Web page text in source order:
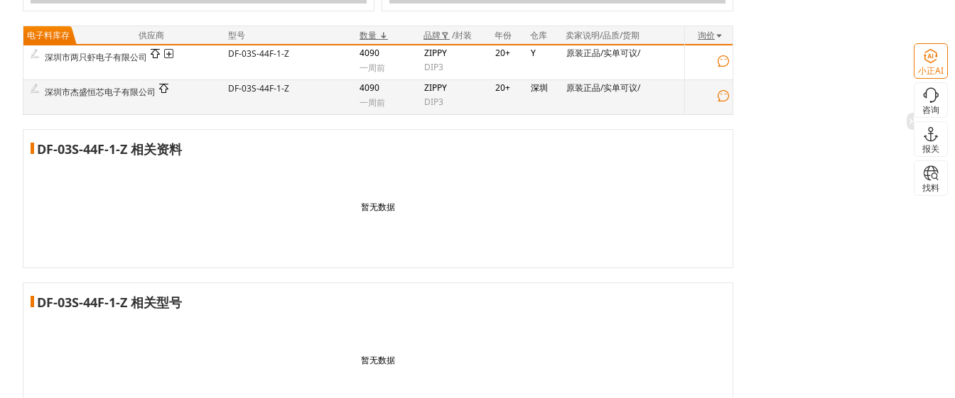
电子料库存 供应商 型号 数量 品牌 /封装 年份 仓库 卖家说明/品质/货期
询价
深圳市两只虾电子有限公司
DF-03S-44F-1-Z
4090
一周前
ZIPPY
DIP3
20+ Y 原装正品/实单可议/
深圳市杰盛恒芯电子有限公司 DF-03S-44F-1-Z
4090
一周前
ZIPPY
DIP3
20+ 深圳 原装正品/实单可议/
DF-03S-44F-1-Z 相关资料
暂无数据
DF-03S-44F-1-Z 相关型号
暂无数据
小正AI
咨询
报关
找料